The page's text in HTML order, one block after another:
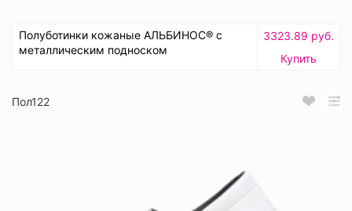
Полуботинки кожаные АЛЬБИНОС® с
металлическим подноском
3323.89 руб.
Купить
Пол122